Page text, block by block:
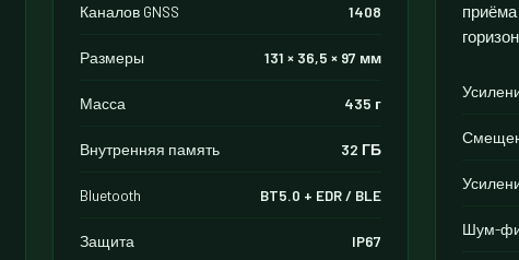
Каналов GNSS 1408
Размеры 131 × 36,5 × 97 мм
Масса 435 г
Внутренняя память 32 ГБ
Bluetooth BT5.0 + EDR / BLE
Защита IP67
приёма
Шум-